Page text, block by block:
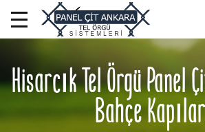
Hisarcık Tel Örgü Panel
Bahçe